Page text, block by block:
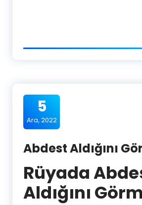
5
Ara, 2022
Abdest Aldığını
Rüyada
Aldığını